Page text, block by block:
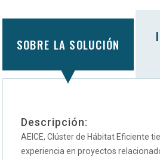
SOBRE LA SOLUCIÓN
Descripción:
AEICE, Clúster de Hábitat Eficiente
experiencia en proyectos